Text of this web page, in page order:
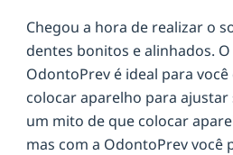
Chegou a hora de realizar o
dentes bonitos e alinhados.
OdontoPrev é ideal para
colocar aparelho para ajustar
um mito de que colocar
mas com a OdontoPrev você